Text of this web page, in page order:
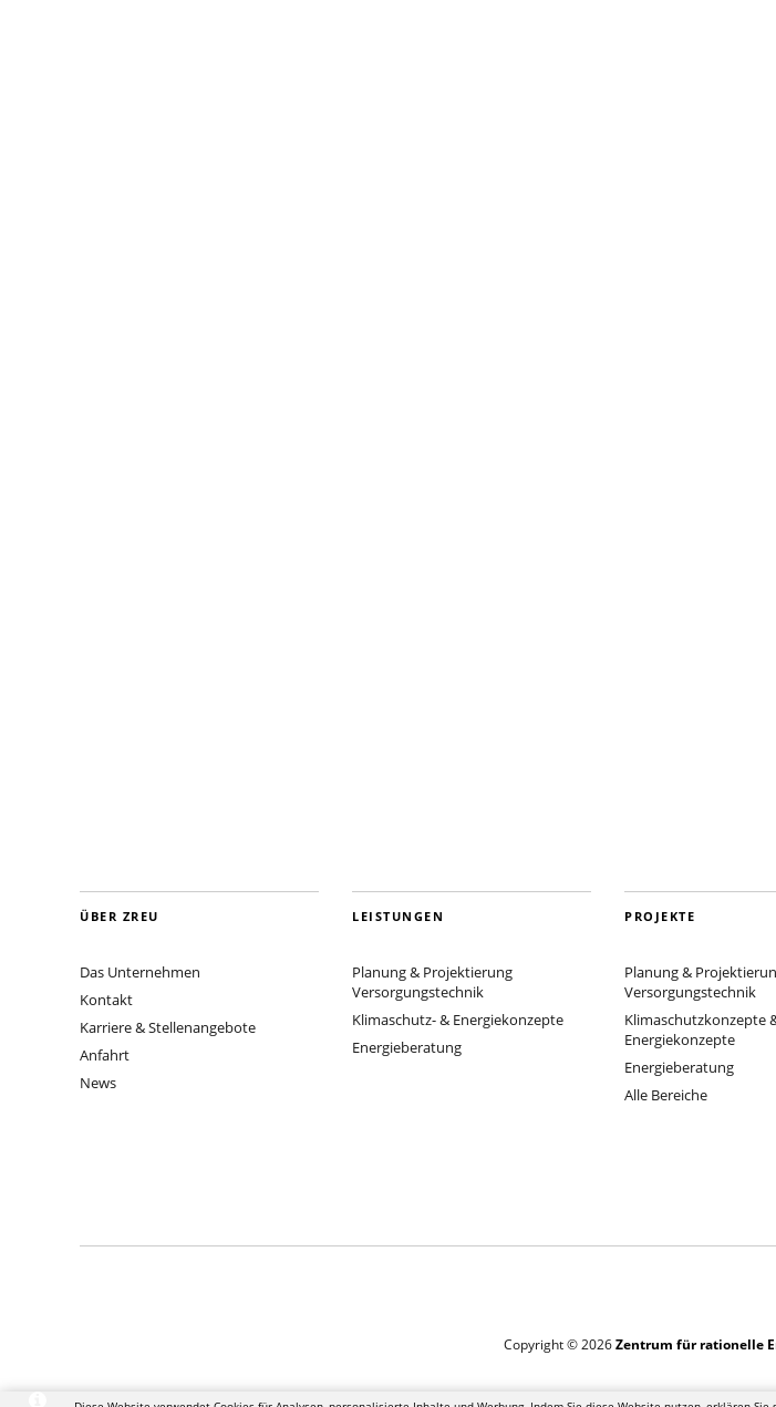
ÜBER ZREU
Das Unternehmen
Kontakt
Karriere & Stellenangebote
Anfahrt
News
LEISTUNGEN
Planung & Projektierung
Versorgungstechnik
Klimaschutz- & Energiekonzepte
Energieberatung
PROJEKTE
Planung &
Versorgungstechnik
Klimaschutzkonzepte
Energiekonzepte
Energieberatung
Alle Bereiche
Copyright © 2026Zentrum für rationelle